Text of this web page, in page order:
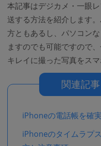
本記事はデジカメ・一眼
送する方法を紹介します
方ともあるし、パソコン
ますのでも可能ですので
キレイに撮った写真をス
関連記事
iPhoneの電話帳を確
iPhoneのタイムラプ